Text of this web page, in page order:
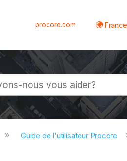
procore.com
Guide de l'utilisateur Procore